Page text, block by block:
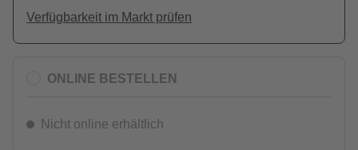
Verfügbarkeit im Markt prüfen
ONLINE BESTELLEN
Nicht online erhältlich